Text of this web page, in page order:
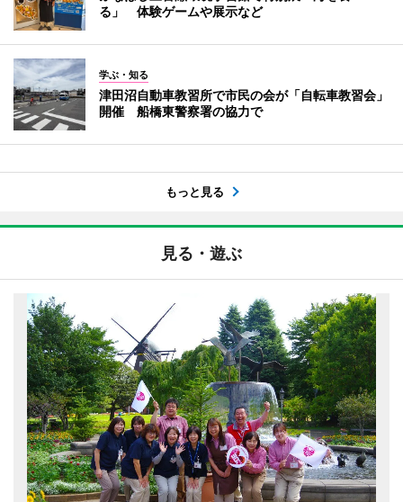
る」 体験ゲームや展示など
学ぶ・知る
津田沼自動車教習所で市民の会が「自転車教習会」
開催 船橋東警察署の協力で
もっと見る
見る・遊ぶ